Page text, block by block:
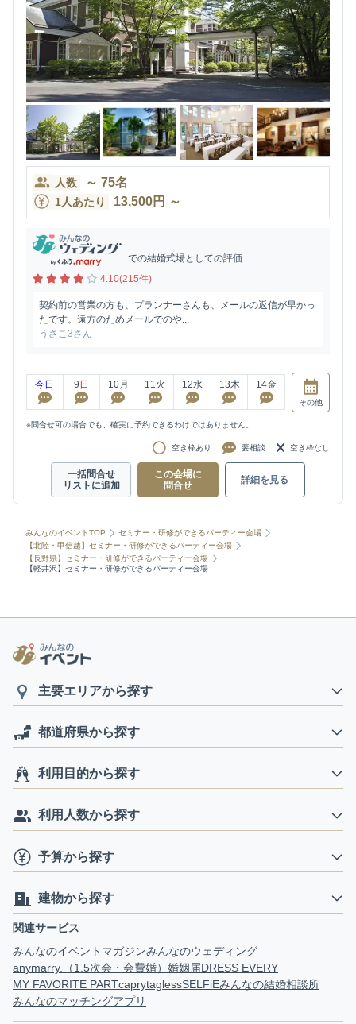
人数 ～ 75名
1人あたり 13,500円 ～
での結婚式場としての評価
4.10(215件)
契約前の営業の方も、プランナーさんも、メールの返信が早かっ
たです。遠方のためメールでのや...
うさこ3さん
今日 9 日 10月 11火 12水 13木 14金
その他
※問合せ可の場合でも、確実に予約できるわけではありません。
空き枠あり 要相談 空き枠なし
一括問合せ
リストに追加
この会場に
問合せ
詳細を見る
みんなのイベントTOP
セミナー・研修ができるパーティー会場
【北陸・甲信越】セミナー・研修ができるパーティー会場
【長野県】セミナー・研修ができるパーティー会場
【軽井沢】セミナー・研修ができるパーティー会場
主要エリアから探す
都道府県から探す
利用目的から探す
利用人数から探す
予算から探す
建物から探す
関連サービス
みんなのイベントマガジンみんなのウェディング
anymarry.（1.5次会・会費婚） 婚姻届DRESS EVERY
MY FAVORITE PARTcaprytaglessSELFiEみんなの結婚相談所
みんなのマッチングアプリ